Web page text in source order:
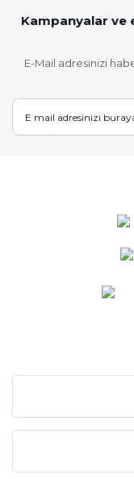
Kampanyalar ve
E-Mail adresinizi